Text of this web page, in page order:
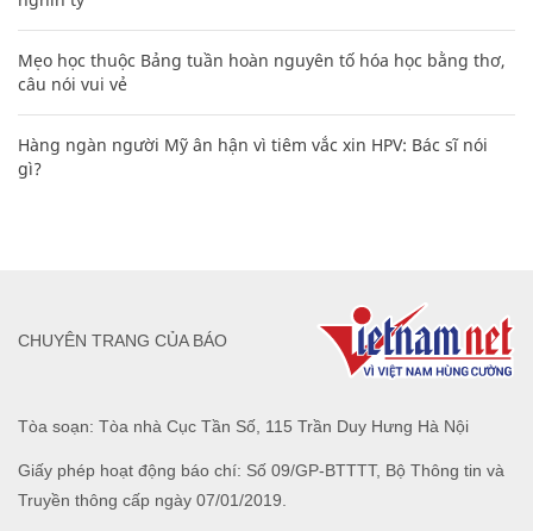
Mẹo học thuộc Bảng tuần hoàn nguyên tố hóa học bằng thơ,
câu nói vui vẻ
Hàng ngàn người Mỹ ân hận vì tiêm vắc xin HPV: Bác sĩ nói
gì?
Tòa soạn: Tòa nhà Cục Tần Số, 115 Trần Duy Hưng Hà Nội
Giấy phép hoạt động báo chí: Số 09/GP-BTTTT, Bộ Thông tin và
Truyền thông cấp ngày 07/01/2019.
CHUYÊN TRANG CỦA BÁO